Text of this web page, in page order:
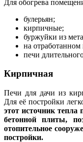
Для обогрева
булерьян;
кирпичные;
буржуйки из
на отработанном
печи
Кирпичная
Печи для дачи из
Для её постройки
этот источник тепла
бетонной плиты,
отопительное
постройки.